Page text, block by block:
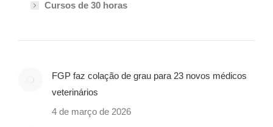
Cursos de 30 horas
FGP faz colação de grau para 23 novos médicos
veterinários
4 de março de 2026